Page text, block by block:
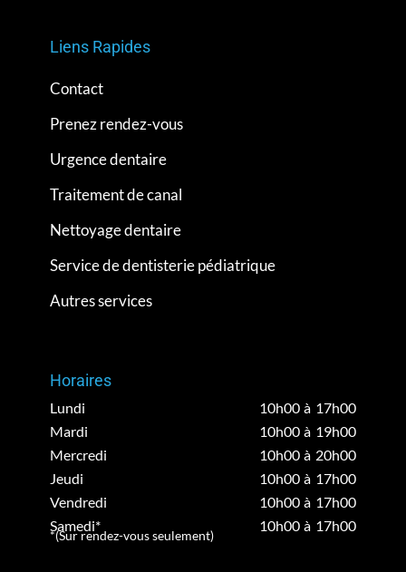
Liens Rapides
Contact
Prenez rendez-vous
Urgence dentaire
Traitement de canal
Nettoyage dentaire
Service de dentisterie pédiatrique
Autres services
Horaires
Lundi
10h00 à 17h00
Mardi
10h00 à 19h00
Mercredi
10h00 à 20h00
Jeudi
10h00 à 17h00
Vendredi
10h00 à 17h00
Samedi*
10h00 à 17h00
*(Sur rendez-vous seulement)